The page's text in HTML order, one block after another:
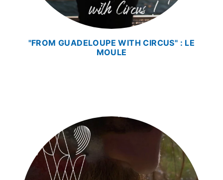
"FROM GUADELOUPE WITH CIRCUS" : LE
MOULE